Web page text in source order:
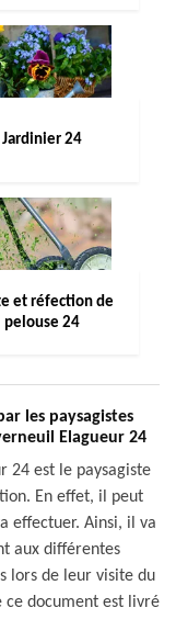
Jardinier 24
et réfection de
pelouse 24
les paysagistes
Elagueur 24
24 est le paysagiste
En effet, il peut
effectuer. Ainsi, il va
aux différentes
lors de leur visite du
ce document est livré